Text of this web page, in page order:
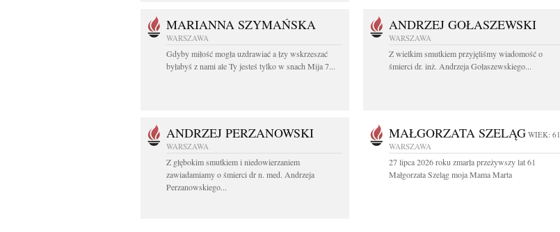
MARIANNA SZYMAŃSKA
WARSZAWA
Gdyby miłość mogła uzdrawiać a łzy wskrzeszać
byłabyś z nami ale Ty jesteś tylko w snach Mija 7...
ANDRZEJ GOŁASZEWSKI
WARSZAWA
Z wielkim smutkiem przyjęliśmy wiadomość o
śmierci dr. inż. Andrzeja Gołaszewskiego...
ANDRZEJ PERZANOWSKI
WARSZAWA
Z głębokim smutkiem i niedowierzaniem
zawiadamiamy o śmierci dr n. med. Andrzeja
Perzanowskiego...
MAŁGORZATA SZELĄG WIEK: 61
WARSZAWA
27 lipca 2026 roku zmarła przeżywszy lat 61
Małgorzata Szeląg moja Mama Marta